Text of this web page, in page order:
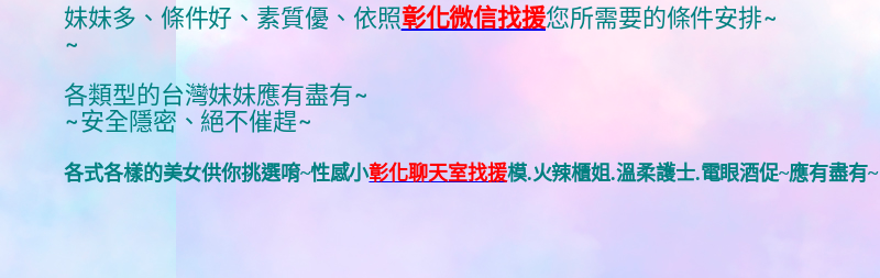
妹妹多、條件好、素質優、依照彰化微信找援您所需要的條件安排~
~
各類型的台灣妹妹應有盡有~
~安全隱密、絕不催趕~
各式各樣的美女供你挑選唷~性感小彰化聊天室找援模.火辣櫃姐.溫柔護士.電眼酒促~應有盡有~